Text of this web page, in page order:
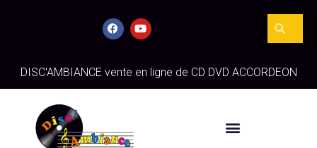
DISC'AMBIANCE vente en ligne de CD DVD ACCORDEON